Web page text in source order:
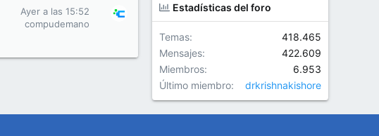
Ayer a las 15:52
compudemano
Estadísticas del foro
Temas
418.465
Mensajes
422.609
Miembros
6.953
Último miembro
drkrishnakishore